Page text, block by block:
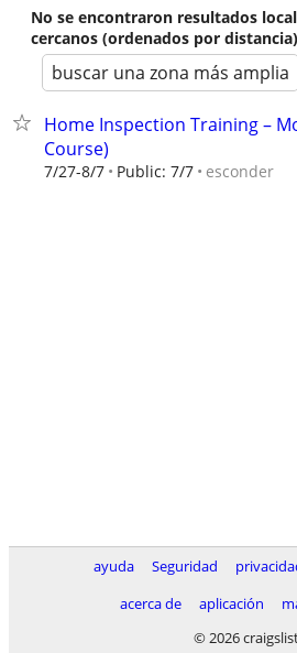
No se encontraron resultados
cercanos (ordenados por distancia)
buscar una zona más amplia
Home Inspection Training –
Course)
7/27-8/7 Public: 7/7 esconder
ayuda Seguridad
acerca de
aplicación
© 2026